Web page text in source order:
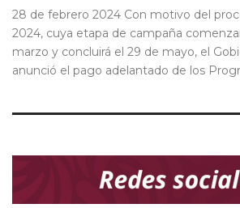
28 de febrero 2024 Con motivo del
2024, cuya etapa de campaña
marzo y concluirá el 29 de mayo, el
anunció el pago adelantado de los